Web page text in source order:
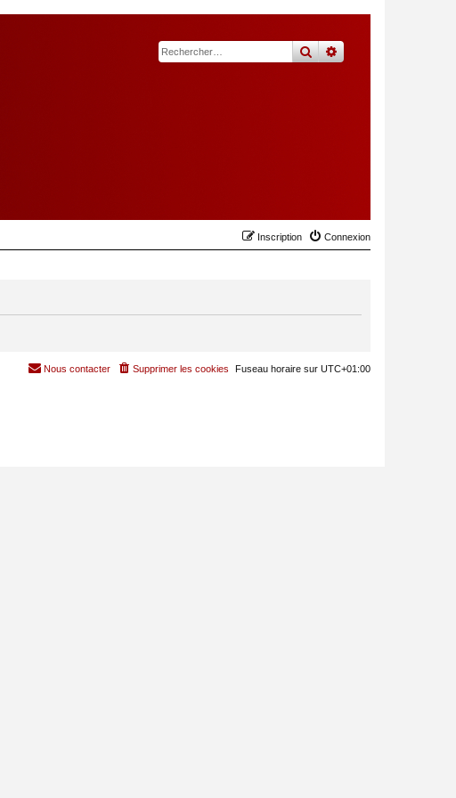
rechercher
recherche
Connexion
Inscription
Fuseau horaire sur UTC+01:00
Supprimer les cookies
Nous contacter